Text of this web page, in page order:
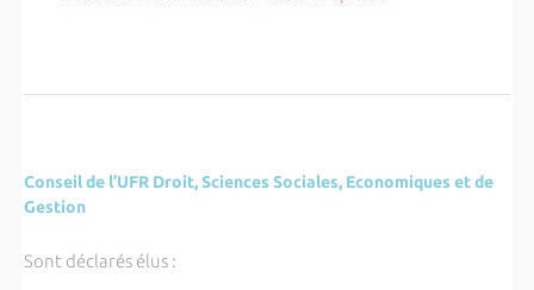
Conseil de l’UFR Droit, Sciences Sociales, Economiques et de
Gestion
Sont déclarés élus :